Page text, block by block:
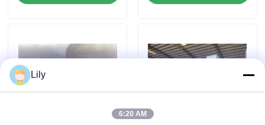
Liên hệ chúng tôi
Tin tức
Các trường hợp
Lily
6:20 AM